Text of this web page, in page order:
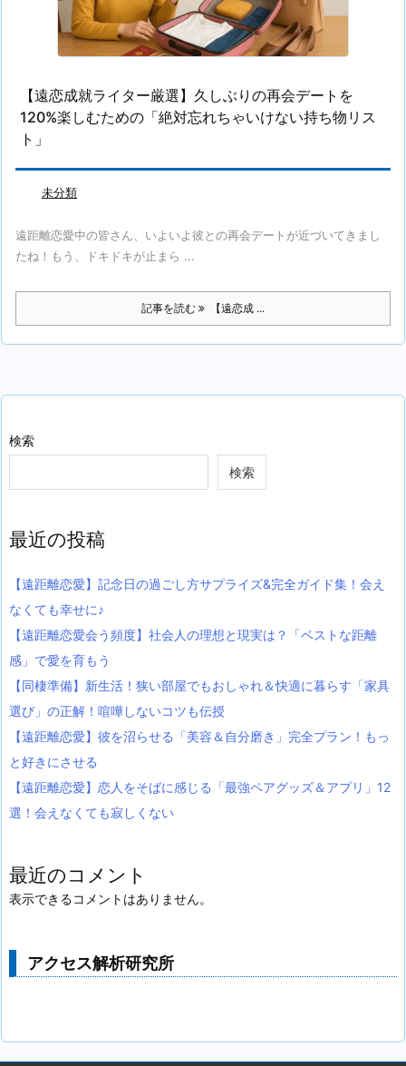
【遠恋成就ライター厳選】久しぶりの再会デートを
120%楽しむための「絶対忘れちゃいけない持ち物リス
ト」
未分類
遠距離恋愛中の皆さん、いよいよ彼との再会デートが近づいてきまし
たね！もう、ドキドキが止まら ...
記事を読む 【遠恋成 ...
検索
検索
最近の投稿
【遠距離恋愛】記念日の過ごし方サプライズ&完全ガイド集！会え
なくても幸せに♪
【遠距離恋愛会う頻度】社会人の理想と現実は？「ベストな距離
感」で愛を育もう
【同棲準備】新生活！狭い部屋でもおしゃれ＆快適に暮らす「家具
選び」の正解！喧嘩しないコツも伝授
【遠距離恋愛】彼を沼らせる「美容＆自分磨き」完全プラン！もっ
と好きにさせる
【遠距離恋愛】恋人をそばに感じる「最強ペアグッズ＆アプリ」12
選！会えなくても寂しくない
最近のコメント
表示できるコメントはありません。
アクセス解析研究所